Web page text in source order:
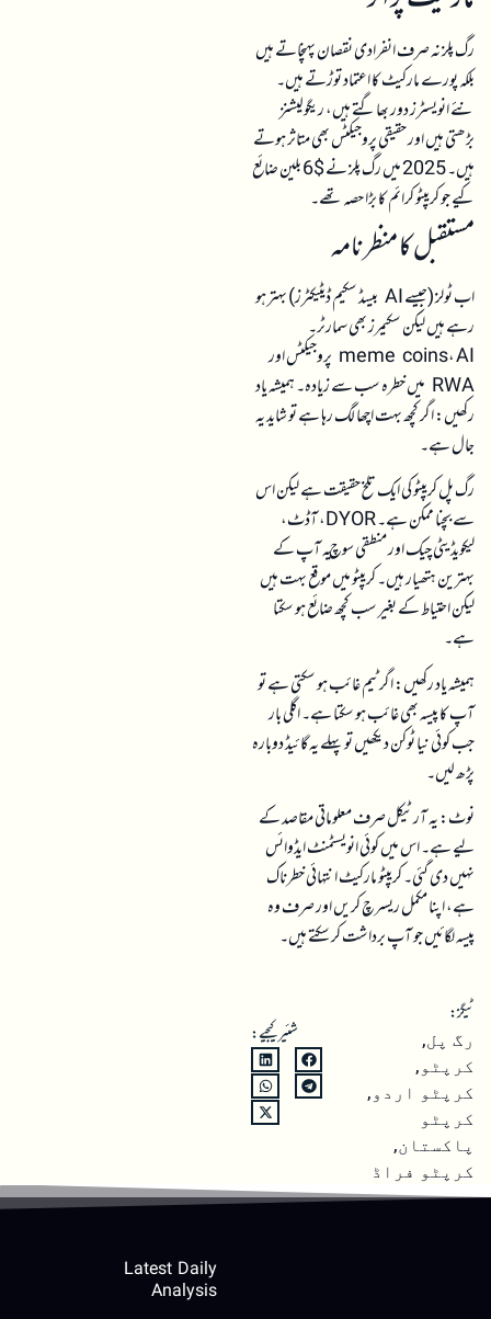
رگ پلز نہ صرف انفرادی نقصان پہنچاتے ہیں
بلکہ پورے مارکیٹ کا اعتماد توڑتے ہیں۔
نئے انویسٹرز دور بھاگتے ہیں، ریگولیشنز
بڑھتی ہیں اور حقیقی پروجیکٹس بھی متاثر ہوتے
ہیں۔ 2025 میں رگ پلز نے $6 بلین ضائع
کیے جو کریپٹو کرائم کا بڑا حصہ تھے۔
مستقبل کا منظر نامہ
اب ٹولز (جیسے AI بیسڈ سکیم ڈیٹیکٹرز) بہتر ہو
رہے ہیں لیکن سکیمرز بھی سمارٹر۔
meme coins، AI پروجیکٹس اور
RWA میں خطرہ سب سے زیادہ۔ ہمیشہ یاد
رکھیں: اگر کچھ بہت اچھا لگ رہا ہے تو شاید یہ
جال ہے۔
رگ پل کریپٹو کی ایک تلخ حقیقت ہے لیکن اس
سے بچنا ممکن ہے۔ DYOR، آڈٹ،
لیکویڈیٹی چیک اور منطقی سوچ یہ آپ کے
بہترین ہتھیار ہیں۔ کریپٹو میں موقع بہت ہیں
لیکن احتیاط کے بغیر سب کچھ ضائع ہو سکتا
ہے۔
ہمیشہ یاد رکھیں: اگر ٹیم غائب ہو سکتی ہے تو
آپ کا پیسہ بھی غائب ہو سکتا ہے۔ اگلی بار
جب کوئی نیا ٹوکن دیکھیں تو پہلے یہ گائیڈ دوبارہ
پڑھ لیں۔
نوٹ: یہ آرٹیکل صرف معلوماتی مقاصد کے
لیے ہے۔ اس میں کوئی انویسٹمنٹ ایڈوائس
نہیں دی گئی۔ کریپٹو مارکیٹ انتہائی خطرناک
ہے، اپنا مکمل ریسرچ کریں اور صرف وہ
پیسہ لگائیں جو آپ برداشت کر سکتے ہیں۔
ٹیگز:
رگ پل,
کرپٹو ,
کرپٹو اردو ,
کرپٹو
پاکستان,
کرپٹو فراڈ
شئیر کیجیے:
Latest Daily
Analysis